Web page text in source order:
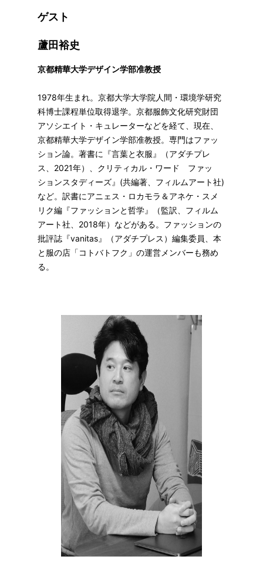
ゲスト
蘆田裕史
京都精華大学デザイン学部准教授
1978年生まれ。京都大学大学院人間・環境学研究
科博士課程単位取得退学。京都服飾文化研究財団
アソシエイト・キュレーターなどを経て、現在、
京都精華大学デザイン学部准教授。専門はファッ
ション論。著書に『言葉と衣服』（アダチプレ
ス、2021年）、クリティカル・ワード ファッ
ションスタディーズ』(共編著、フィルムアート社)
など。訳書にアニェス・ロカモラ＆アネケ・スメ
リク編『ファッションと哲学』（監訳、フィルム
アート社、2018年）などがある。ファッションの
批評誌『vanitas』（アダチプレス）編集委員、本
と服の店「コトバトフク」の運営メンバーも務め
る。